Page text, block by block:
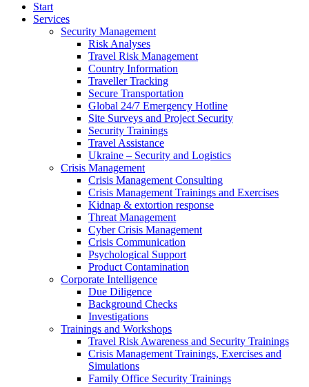
Start
Services
Security Management
Risk Analyses
Travel Risk Management
Country Information
Traveller Tracking
Secure Transportation
Global 24/7 Emergency Hotline
Site Surveys and Project Security
Security Trainings
Travel Assistance
Ukraine – Security and Logistics
Crisis Management
Crisis Management Consulting
Crisis Management Trainings and Exercises
Kidnap & extortion response
Threat Management
Cyber Crisis Management
Crisis Communication
Psychological Support
Product Contamination
Corporate Intelligence
Due Diligence
Background Checks
Investigations
Trainings and Workshops
Travel Risk Awareness and Security Trainings
Crisis Management Trainings, Exercises and
Simulations
Family Office Security Trainings